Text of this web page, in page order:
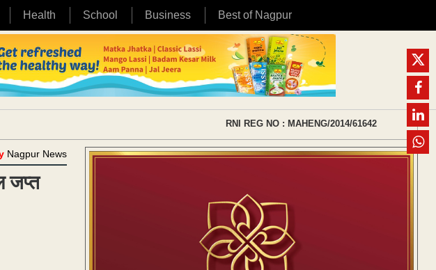
Health School Business Best of Nagpur
RNI REG NO : MAHENG/2014/61642
Nagpur News
जप्त